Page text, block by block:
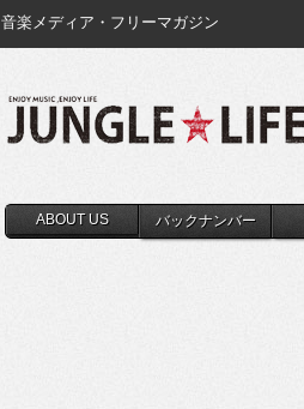
音楽メディア・フリーマガジン
ABOUT US バックナンバー